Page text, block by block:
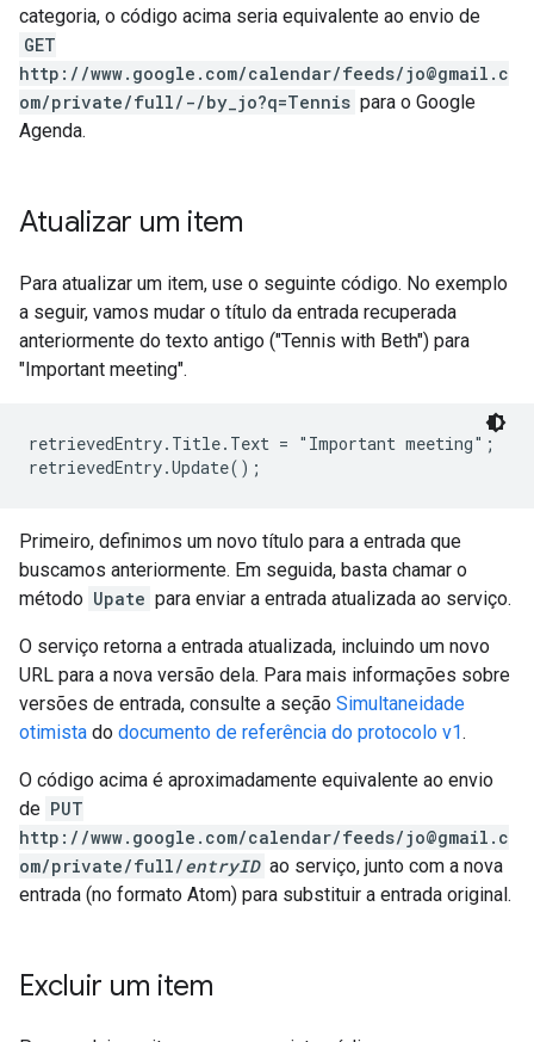
categoria, o código acima seria equivalente ao envio de
GET
http://www.google.com/calendar/feeds/jo@gmail.c
om/private/full/-/by_jo?q=Tennis para o Google
Agenda.
Atualizar um item
Para atualizar um item, use o seguinte código. No exemplo
a seguir, vamos mudar o título da entrada recuperada
anteriormente do texto antigo ("Tennis with Beth") para
"Important meeting".
retrievedEntry.Title.Text = "Important meeting";
retrievedEntry.Update();
Primeiro, definimos um novo título para a entrada que
buscamos anteriormente. Em seguida, basta chamar o
método Upate para enviar a entrada atualizada ao serviço.
O serviço retorna a entrada atualizada, incluindo um novo
URL para a nova versão dela. Para mais informações sobre
versões de entrada, consulte a seção Simultaneidade
otimista do documento de referência do protocolo v1.
O código acima é aproximadamente equivalente ao envio
de PUT
http://www.google.com/calendar/feeds/jo@gmail.c
om/private/full/entryID ao serviço, junto com a nova
entrada (no formato Atom) para substituir a entrada original.
Excluir um item